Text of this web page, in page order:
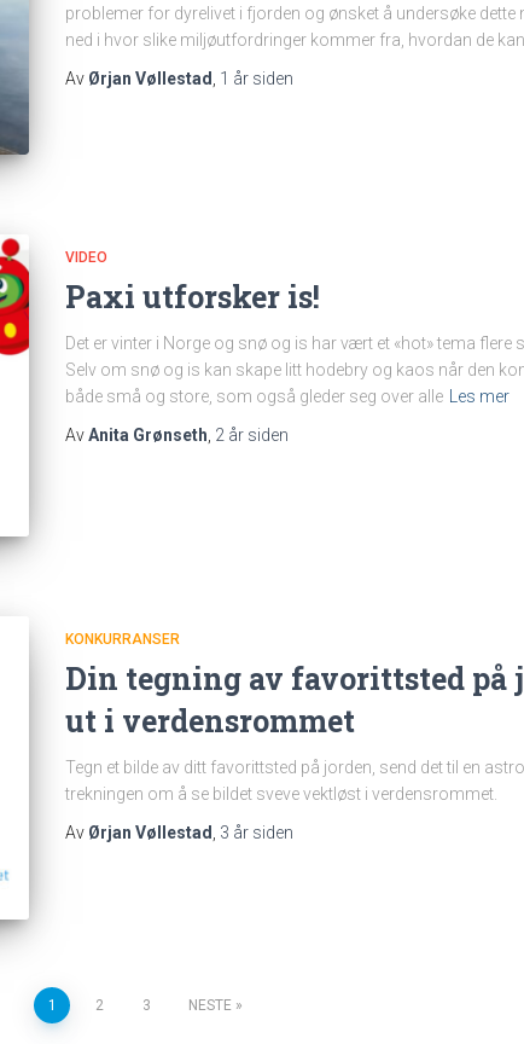
problemer for dyrelivet i fjorden og ønsket å undersøke dette
ned i hvor slike miljøutfordringer kommer fra, hvordan de
Av Ørjan Vøllestad 1 årsiden
VIDEO
Paxi utforsker is!
Det er vinter i Norge og snø og is har vært et «hot» tema flere
Selv om snø og is kan skape litt hodebry og kaos når den
både små og store, som også gleder seg over alle
Les mer
AvAnita Grønseth 2 årsiden
KONKURRANSER
Din tegning av favorittsted på
ut i verdensrommet
Tegn et bilde av ditt favorittsted på jorden, send det til en
trekningen om å se bildet sveve vektløst i verdensrommet.
Av Ørjan Vøllestad, 3 årsiden
1 2 3 NESTE